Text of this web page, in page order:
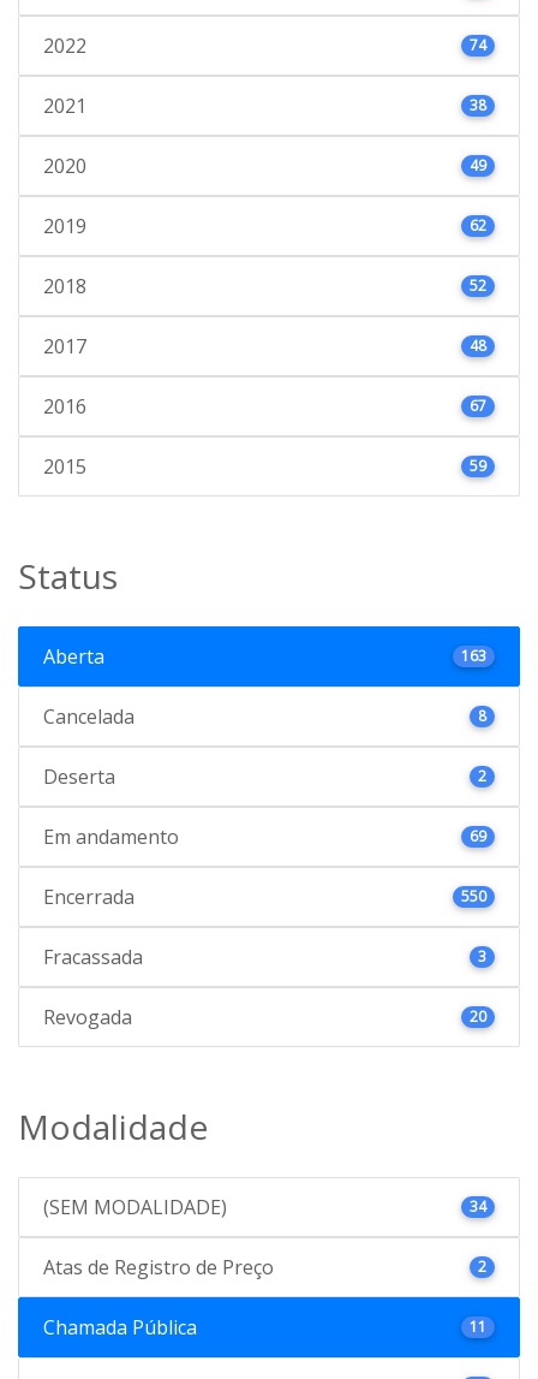
2022 74
2021 38
2020 49
2019 62
2018 52
2017 48
2016 67
2015 59
Status
Aberta 163
Cancelada 8
Deserta 2
Em andamento 69
Encerrada 550
Fracassada 3
Revogada 20
Modalidade
(SEM MODALIDADE) 34
Atas de Registro de Preço 2
Chamada Pública 11